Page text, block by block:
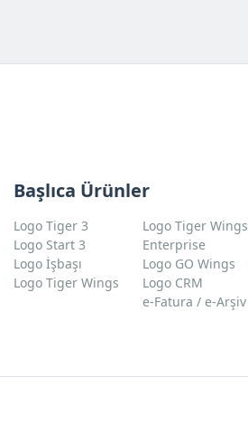
Başlıca Ürünler
Logo Tiger 3
Logo Start 3
Logo İşbaşı
Logo Tiger Wings
Logo Tiger Wings
Enterprise
Logo GO Wings
Logo CRM
e-Fatura / e-Arşiv